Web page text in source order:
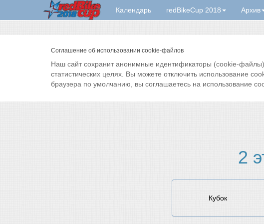
Календарь redBikeCup 2018 Архив
Соглашение об использовании cookie-файлов
Наш сайт сохранит анонимные идентификаторы (cookie-файлы)
статистических целях. Вы можете отключить использование
браузера по умолчанию, вы соглашаетесь на использование
2
Кубок